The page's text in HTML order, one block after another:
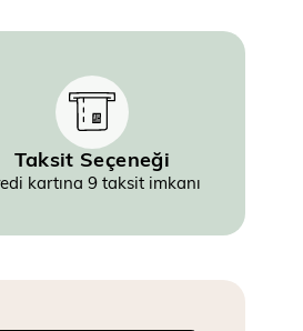
Taksit Seçeneği
kartına 9 taksit imkanı